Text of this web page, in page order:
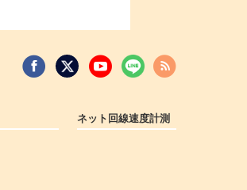
ネット回線速度計測